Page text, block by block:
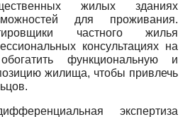
жилых зданиях
для проживания.
частного жилья
консультациях на
функциональную и
жилища, чтобы привлечь
экспертиза